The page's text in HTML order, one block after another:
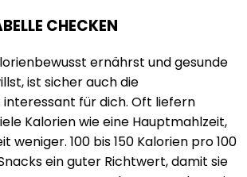
CHECKEN
ernährst und gesunde
ist sicher auch die
für dich. Oft liefern
Kalorien wie eine Hauptmahlzeit,
weniger. 100 bis 150 Kalorien pro 100
ein guter Richtwert, damit sie